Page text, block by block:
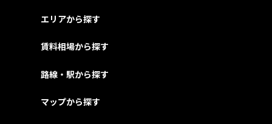
エリアから探す
賃料相場から探す
路線・駅から探す
マップから探す